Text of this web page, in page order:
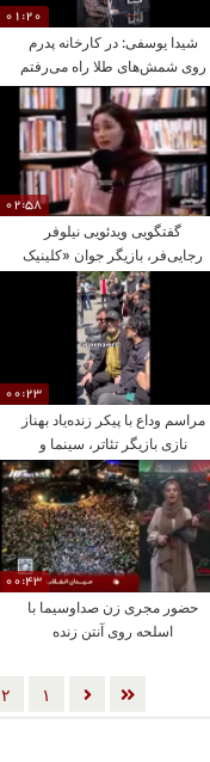
01:20
شیدا یوسفی: در کارخانه پدرم
روی شمش‌های طلا راه می‌رفتم
02:58
گفتگویی ویدئویی نیلوفر
رجایی‌فر، بازیگر جوان «کلینیک
رویا»
00:23
مراسم وداع با پیکر زنده‌یاد بهناز
نازی بازیگر تئاتر، سینما و
تلویزیون
00:43
حضور مجری زن صداوسیما با
اسلحه روی آنتن زنده
١ ٢